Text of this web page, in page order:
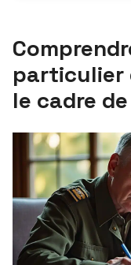
particulier
le cadre